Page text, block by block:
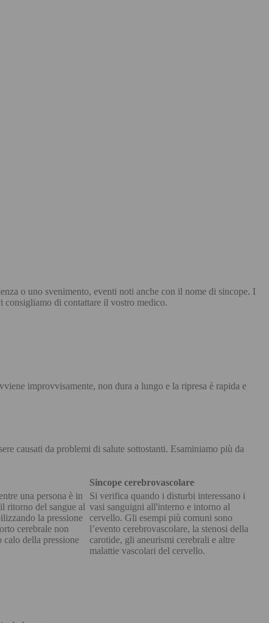
o uno svenimento, eventi noti anche con il nome di sincope. I
consigliamo di contattare il vostro medico.
improvvisamente, non dura a lungo e la ripresa è rapida e
causati da problemi di salute sottostanti. Esaminiamo più da
Sincope cerebrovascolare
una persona è in
ritorno del sangue al
la pressione
cerebrale non
calo della pressione
Si verifica quando i disturbi interessano i
vasi sanguigni all'interno e intorno al
cervello. Gli esempi più comuni sono
l’evento cerebrovascolare, la stenosi della
carotide, gli aneurismi cerebrali e altre
malattie vascolari del cervello.